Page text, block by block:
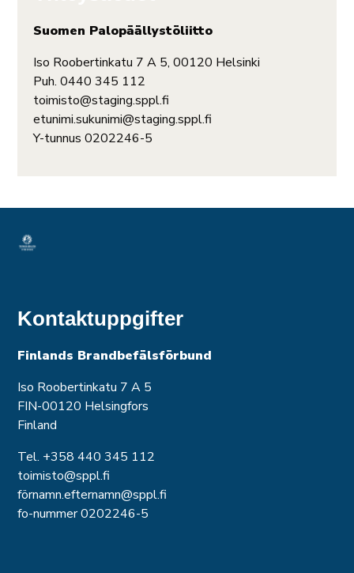
Suomen Palopäällystöliitto
Iso Roobertinkatu 7 A 5, 00120 Helsinki
Puh. 0440 345 112
toimisto@staging.sppl.fi
etunimi.sukunimi@staging.sppl.fi
Y-tunnus 0202246-5
Kontaktuppgifter
Finlands Brandbefälsförbund
Iso Roobertinkatu 7 A 5
FIN-00120 Helsingfors
Finland
Tel. +358 440 345 112
toimisto@sppl.fi
förnamn.efternamn@sppl.fi
fo-nummer 0202246-5